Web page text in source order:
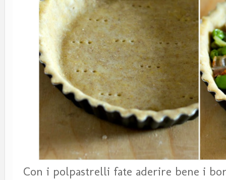
Con i polpastrelli fate aderire bene i